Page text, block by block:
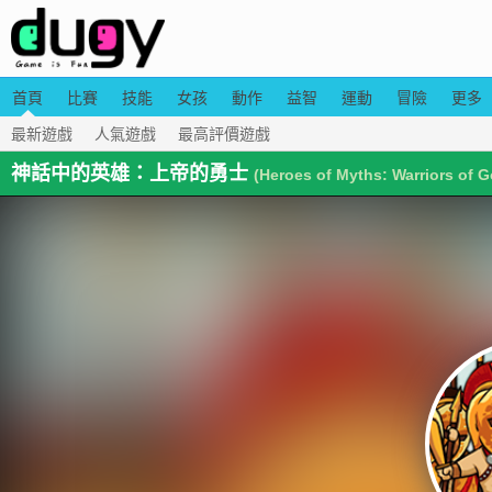
首頁 比賽 技能 女孩 動作 益智 運動 冒險 更多
最新遊戲 人氣遊戲 最高評價遊戲
神話中的英雄：上帝的勇士 (Heroes of Myths: Warriors of